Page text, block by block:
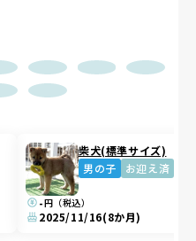
柴犬(標準サイズ)
男の子
お迎え済
-円（税込）
2025/11/16(8か月)